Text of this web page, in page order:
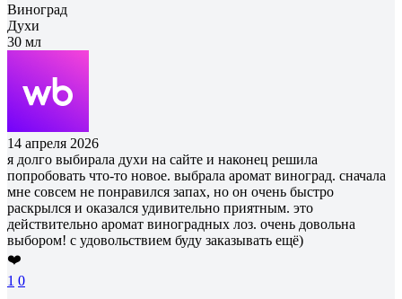
Виноград
Духи
30 мл
14 апреля 2026
я долго выбирала духи на сайте и наконец решила
попробовать что-то новое. выбрала аромат виноград. сначала
мне совсем не понравился запах, но он очень быстро
раскрылся и оказался удивительно приятным. это
действительно аромат виноградных лоз. очень довольна
выбором! с удовольствием буду заказывать ещё)
❤️
1 0